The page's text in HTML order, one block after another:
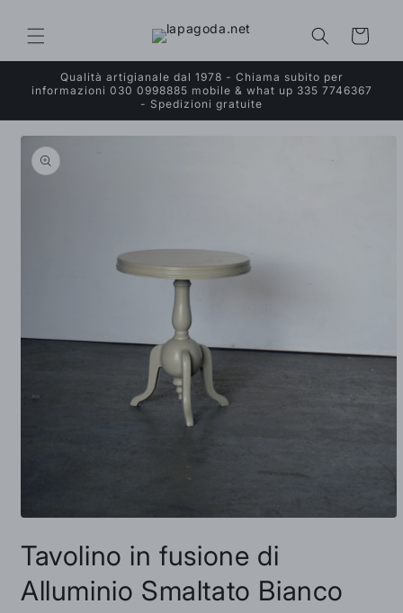
ai contenuti
Carrello
Qualità artigianale dal 1978 - Chiama subito per
informazioni 030 0998885 mobile & what up 335 7746367
- Spedizioni gratuite
Passa alle
informazioni
sul prodotto
multimediali
in
finestra
modale
Tavolino in fusione di
Alluminio Smaltato Bianco